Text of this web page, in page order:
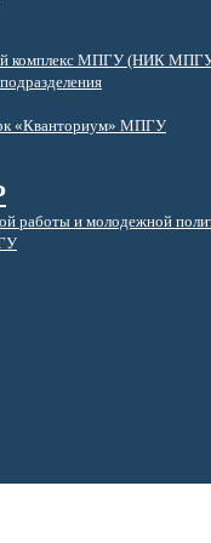
комплекс МПГУ (НИК
«Кванториум» МПГУ
работы и молодежной